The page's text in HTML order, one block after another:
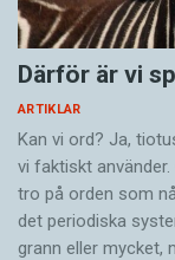
Därför är vi
ARTIKLAR
Kan vi ord? Ja,
vi faktiskt
tro på orden som
det periodiska
grann eller mycket,